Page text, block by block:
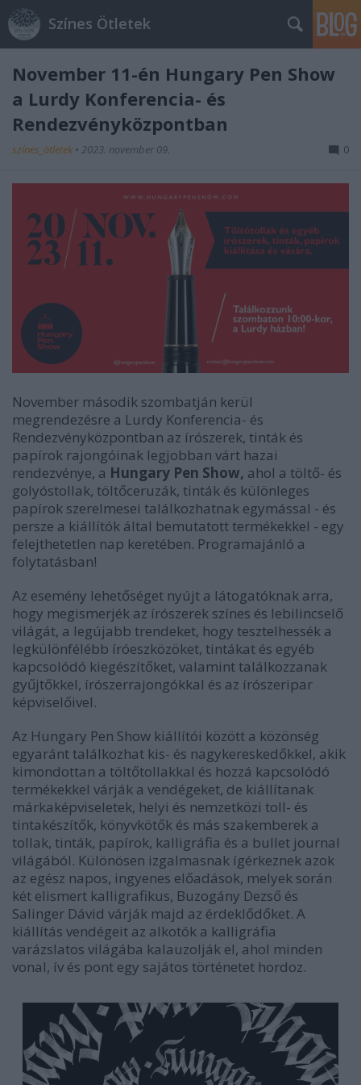
Színes Ötletek
November 11-én Hungary Pen Show
a Lurdy Konferencia- és
Rendezvényközpontban
színes_ötletek • 2023. november 09. 0
November második szombatján kerül
megrendezésre a Lurdy Konferencia- és
Rendezvényközpontban az írószerek, tinták és
papírok rajongóinak legjobban várt hazai
rendezvénye, a Hungary Pen Show, ahol a töltő- és
golyóstollak, töltőceruzák, tinták és különleges
papírok szerelmesei találkozhatnak egymással - és
persze a kiállítók által bemutatott termékekkel - egy
felejthetetlen nap keretében. Programajánló a
folytatásban!
Az esemény lehetőséget nyújt a látogatóknak arra,
hogy megismerjék az írószerek színes és lebilincselő
világát, a legújabb trendeket, hogy tesztelhessék a
legkülönfélébb íróeszközöket, tintákat és egyéb
kapcsolódó kiegészítőket, valamint találkozzanak
gyűjtőkkel, írószerrajongókkal és az írószeripar
képviselőivel.
Az Hungary Pen Show kiállítói között a közönség
egyaránt találkozhat kis- és nagykereskedőkkel, akik
kimondottan a töltőtollakkal és hozzá kapcsolódó
termékekkel várják a vendégeket, de kiállítanak
márkaképviseletek, helyi és nemzetközi toll- és
tintakészítők, könyvkötők és más szakemberek a
tollak, tinták, papírok, kalligráfia és a bullet journal
világából. Különösen izgalmasnak ígérkeznek azok
az egész napos, ingyenes előadások, melyek során
két elismert kalligrafikus, Buzogány Dezső és
Salinger Dávid várják majd az érdeklődőket. A
kiállítás vendégeit az alkotók a kalligráfia
varázslatos világába kalauzolják el, ahol minden
vonal, ív és pont egy sajátos történetet hordoz.